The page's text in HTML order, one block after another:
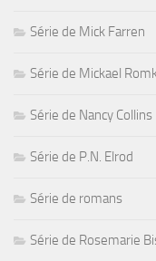
Série de Mick Farren
Série de Mickael
Série de Nancy Collins
Série de P.N. Elrod
Série de romans
Série de Rosemarie